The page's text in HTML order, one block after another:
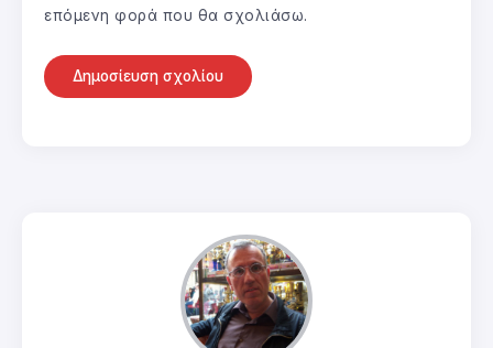
επόμενη φορά που θα σχολιάσω.